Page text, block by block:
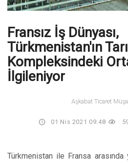
Fransız İş Dünyası,
Türkmenistan'ın
Kompleksindeki
İlgileniyor
Aşkabat Ticaret
01 Nis 2021 09:48
Türkmenistan ile Fransa arasında